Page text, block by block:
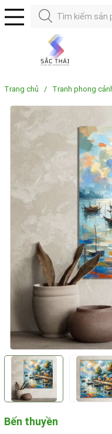
Trang chủ / Tranh phong
Bến thuyền